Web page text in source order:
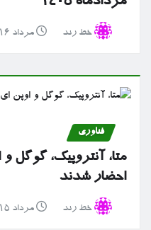
خط رند مرداد ۱۶, ۱۴۰۵
فناوری
متا، آنتروپیک، گوگل
احضار شدند
خط رند مرداد ۱۵, ۱۴۰۵